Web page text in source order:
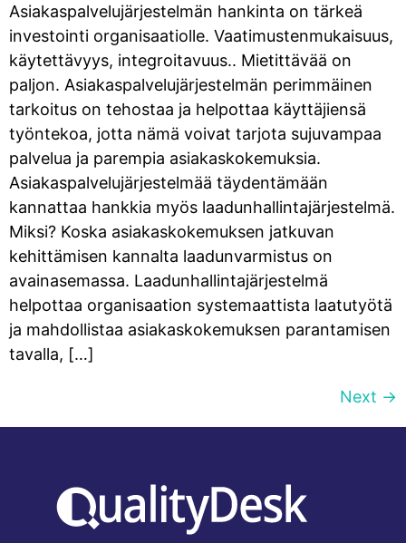
Asiakaspalvelujärjestelmän hankinta on tärkeä
investointi organisaatiolle. Vaatimustenmukaisuus,
käytettävyys, integroitavuus.. Mietittävää on
paljon. Asiakaspalvelujärjestelmän perimmäinen
tarkoitus on tehostaa ja helpottaa käyttäjiensä
työntekoa, jotta nämä voivat tarjota sujuvampaa
palvelua ja parempia asiakaskokemuksia.
Asiakaspalvelujärjestelmää täydentämään
kannattaa hankkia myös laadunhallintajärjestelmä.
Miksi? Koska asiakaskokemuksen jatkuvan
kehittämisen kannalta laadunvarmistus on
avainasemassa. Laadunhallintajärjestelmä
helpottaa organisaation systemaattista laatutyötä
ja mahdollistaa asiakaskokemuksen parantamisen
tavalla, […]
Next →